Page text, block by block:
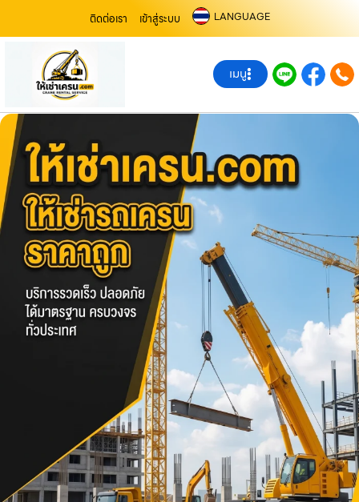
ติดต่อเรา เข้าสู่ระบบ LANGUAGE
เมนู